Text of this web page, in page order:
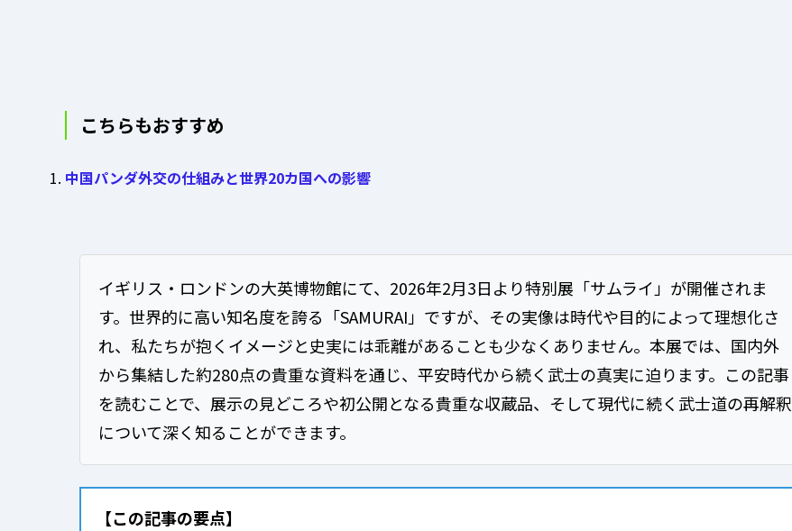
こちらもおすすめ
中国パンダ外交の仕組みと世界20カ国への影響
イギリス・ロンドンの大英博物館にて、2026年2月3日より特別展「サムライ」が開催されま
す。世界的に高い知名度を誇る「SAMURAI」ですが、その実像は時代や目的によって理想化さ
れ、私たちが抱くイメージと史実には乖離があることも少なくありません。本展では、国内外
から集結した約280点の貴重な資料を通じ、平安時代から続く武士の真実に迫ります。この記事
を読むことで、展示の見どころや初公開となる貴重な収蔵品、そして現代に続く武士道の再解釈
について深く知ることができます。
【この記事の要点】